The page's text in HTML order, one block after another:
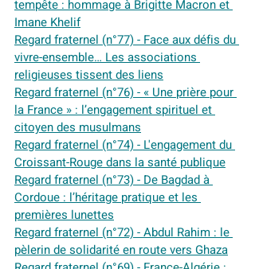
tempête : hommage à Brigitte Macron et
Imane Khelif
Regard fraternel (n°77) - Face aux défis du
vivre-ensemble… Les associations
religieuses tissent des liens
Regard fraternel (n°76) - « Une prière pour
la France » : l’engagement spirituel et
citoyen des musulmans
Regard fraternel (n°74) - L'engagement du
Croissant-Rouge dans la santé publique
Regard fraternel (n°73) - De Bagdad à
Cordoue : l’héritage pratique et les
premières lunettes
Regard fraternel (n°72) - Abdul Rahim : le
pèlerin de solidarité en route vers Ghaza